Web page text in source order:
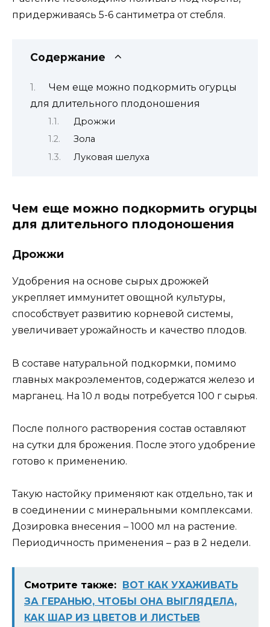
придерживаясь 5-6 сантиметра от стебля.
Содержание
Чем еще можно подкормить огурцы
для длительного плодоношения
Дрожжи
Зола
Луковая шелуха
Чем еще можно подкормить огурцы
для длительного плодоношения
Дрожжи
Удобрения на основе сырых дрожжей
укрепляет иммунитет овощной культуры,
способствует развитию корневой системы,
увеличивает урожайность и качество плодов.
В составе натуральной подкормки, помимо
главных макроэлементов, содержатся железо и
марганец. На 10 л воды потребуется 100 г сырья.
После полного растворения состав оставляют
на сутки для брожения. После этого удобрение
готово к применению.
Такую настойку применяют как отдельно, так и
в соединении с минеральными комплексами.
Дозировка внесения – 1000 мл на растение.
Периодичность применения – раз в 2 недели.
Смотрите также: ВОТ КАК УХАЖИВАТЬ
ЗА ГЕРАНЬЮ, ЧТОБЫ ОНА ВЫГЛЯДЕЛА,
КАК ШАР ИЗ ЦВЕТОВ И ЛИСТЬЕВ